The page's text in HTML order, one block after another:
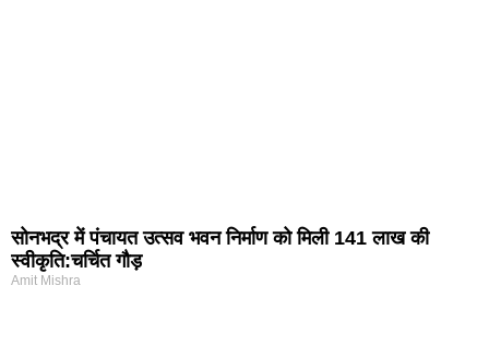
सोनभद्र में पंचायत उत्सव भवन निर्माण को मिली 141 लाख की
स्वीकृति:चर्चित गौड़
Amit Mishra